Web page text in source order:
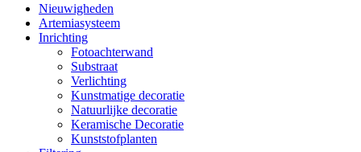
Nieuwigheden
Artemiasysteem
Inrichting
Fotoachterwand
Substraat
Verlichting
Kunstmatige decoratie
Natuurlijke decoratie
Keramische Decoratie
Kunststofplanten